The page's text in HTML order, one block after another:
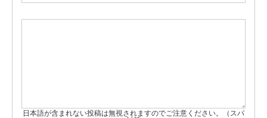
日本語が含まれない投稿は無視されますのでご注意ください。（スパ